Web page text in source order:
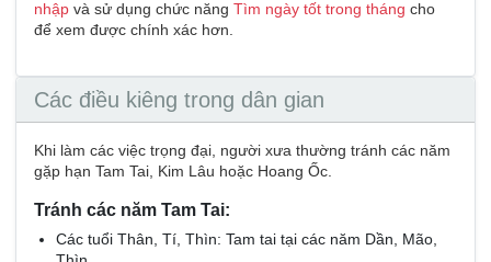
nhập và sử dụng chức năngTìm ngày tốt trong tháng cho
để xem được chính xác hơn.
Các điều kiêng trong dân gian
Khi làm các việc trọng đại, người xưa thường tránh các năm
gặp hạn Tam Tai, Kim Lâu hoặc Hoang Ốc.
Tránh các năm Tam Tai:
Các tuổi Thân, Tí, Thìn: Tam tai tại các năm Dần, Mão,